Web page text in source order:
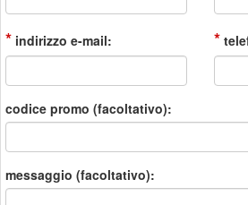
* indirizzo e-mail: *
codice promo (facoltativo):
messaggio (facoltativo):